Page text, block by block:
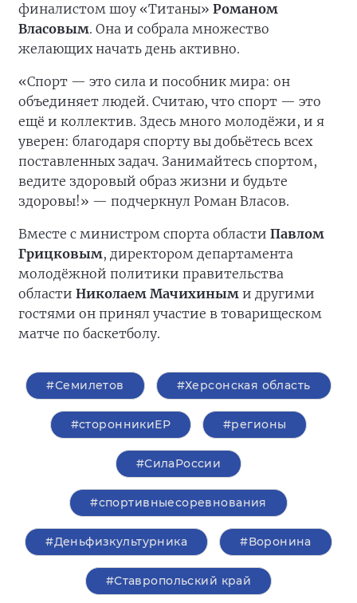
финалистом шоу «Титаны» Романом
Власовым. Она и собрала множество
желающих начать день активно.
«Спорт — это сила и пособник мира: он
объединяет людей. Считаю, что спорт — это
ещё и коллектив. Здесь много молодёжи, и я
уверен: благодаря спорту вы добьётесь всех
поставленных задач. Занимайтесь спортом,
ведите здоровый образ жизни и будьте
здоровы!» — подчеркнул Роман Власов.
Вместе с министром спорта области Павлом
Грицковым, директором департамента
молодёжной политики правительства
области Николаем Мачихиным и другими
гостями он принял участие в товарищеском
матче по баскетболу.
#Семилетов #Херсонская область
#сторонникиЕР #регионы
#СилаРоссии
#спортивныесоревнования
#Деньфизкультурника #Воронина
#Ставропольский край